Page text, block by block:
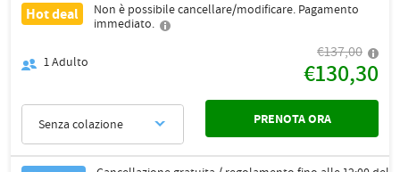
Hot deal
Non è possibile cancellare/modificare. Pagamento
immediato.
1Adulto
€137,00
€130,30
Senza colazione PRENOTA ORA